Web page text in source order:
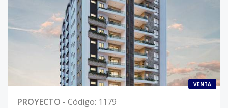
VENTA
PROYECTO - Código: 1179